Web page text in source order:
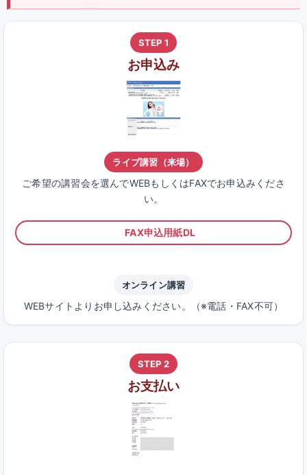
STEP 1
お申込み
ライブ講習（来場）
ご希望の講習会を選んでWEBもしくはFAXでお申込みくださ
い。
FAX申込用紙DL
オンライン講習
WEBサイトよりお申し込みください。（※電話・FAX不可）
STEP 2
お支払い